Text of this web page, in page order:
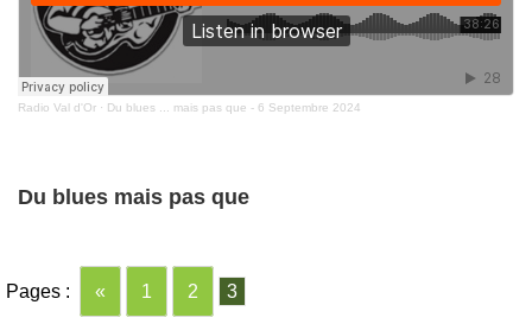
Radio Val d'Or · Du blues ... mais pas que - 6 Septembre 2024
Du blues mais pas que
Pages : « 1 2 3